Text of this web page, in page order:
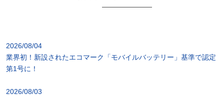
2026/08/04
業界初！新設されたエコマーク「モバイルバッテリー」基準で認定
第1号に！
2026/08/03